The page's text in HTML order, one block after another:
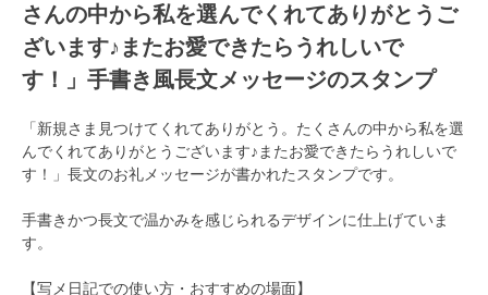
さんの中から私を選んでくれてありがとうご
ざいます♪またお愛できたらうれしいで
す！」手書き風長文メッセージのスタンプ
「新規さま見つけてくれてありがとう。たくさんの中から私を選
んでくれてありがとうございます♪またお愛できたらうれしいで
す！」長文のお礼メッセージが書かれたスタンプです。
手書きかつ長文で温かみを感じられるデザインに仕上げていま
す。
【写メ日記での使い方・おすすめの場面】